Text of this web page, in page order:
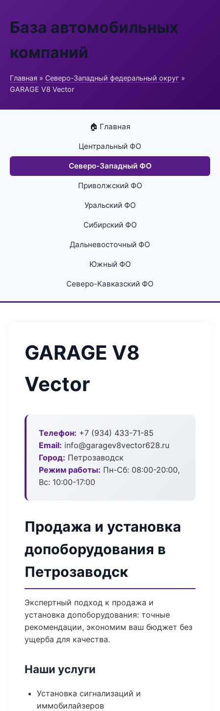
База автомобильных
компаний
Главная » Северо-Западный федеральный округ »
GARAGE V8 Vector
🏠 Главная
Центральный ФО
Северо-Западный ФО
Приволжский ФО
Уральский ФО
Сибирский ФО
Дальневосточный ФО
Южный ФО
Северо-Кавказский ФО
GARAGE V8
Vector
Телефон: +7 (934) 433-71-85
Email: info@garagev8vector628.ru
Город: Петрозаводск
Режим работы: Пн-Сб: 08:00-20:00,
Вс: 10:00-17:00
Продажа и установка
допоборудования в
Петрозаводск
Экспертный подход к продажа и
установка допоборудования: точные
рекомендации, экономим ваш бюджет без
ущерба для качества.
Наши услуги
Установка сигнализаций и
иммобилайзеров